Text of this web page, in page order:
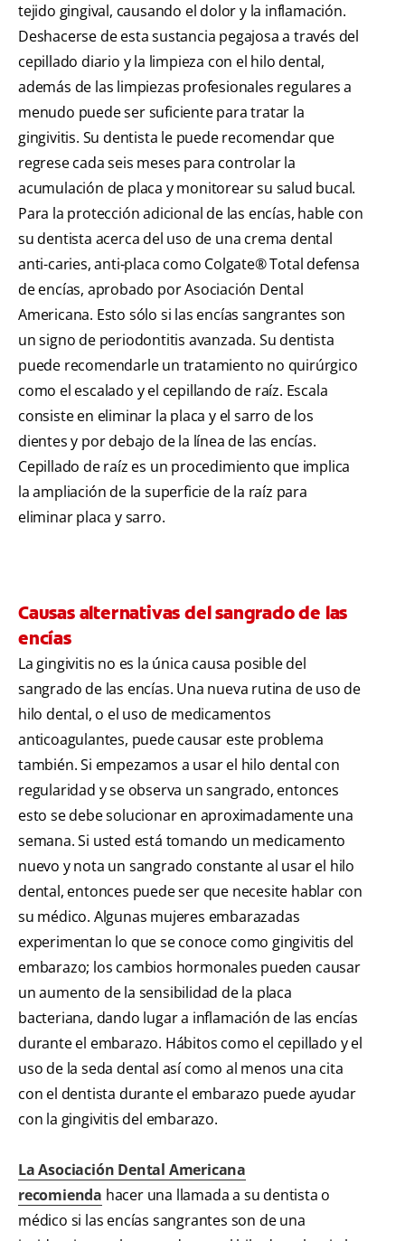
tejido gingival, causando el dolor y la inflamación.
Deshacerse de esta sustancia pegajosa a través del
cepillado diario y la limpieza con el hilo dental,
además de las limpiezas profesionales regulares a
menudo puede ser suficiente para tratar la
gingivitis. Su dentista le puede recomendar que
regrese cada seis meses para controlar la
acumulación de placa y monitorear su salud bucal.
Para la protección adicional de las encías, hable con
su dentista acerca del uso de una crema dental
anti-caries, anti-placa como Colgate® Total defensa
de encías, aprobado por Asociación Dental
Americana. Esto sólo si las encías sangrantes son
un signo de periodontitis avanzada. Su dentista
puede recomendarle un tratamiento no quirúrgico
como el escalado y el cepillando de raíz. Escala
consiste en eliminar la placa y el sarro de los
dientes y por debajo de la línea de las encías.
Cepillado de raíz es un procedimiento que implica
la ampliación de la superficie de la raíz para
eliminar placa y sarro.
Causas alternativas del sangrado de las
encías
La gingivitis no es la única causa posible del
sangrado de las encías. Una nueva rutina de uso de
hilo dental, o el uso de medicamentos
anticoagulantes, puede causar este problema
también. Si empezamos a usar el hilo dental con
regularidad y se observa un sangrado, entonces
esto se debe solucionar en aproximadamente una
semana. Si usted está tomando un medicamento
nuevo y nota un sangrado constante al usar el hilo
dental, entonces puede ser que necesite hablar con
su médico. Algunas mujeres embarazadas
experimentan lo que se conoce como gingivitis del
embarazo; los cambios hormonales pueden causar
un aumento de la sensibilidad de la placa
bacteriana, dando lugar a inflamación de las encías
durante el embarazo. Hábitos como el cepillado y el
uso de la seda dental así como al menos una cita
con el dentista durante el embarazo puede ayudar
con la gingivitis del embarazo.
La Asociación Dental Americana
recomienda hacer una llamada a su dentista o
médico si las encías sangrantes son de una